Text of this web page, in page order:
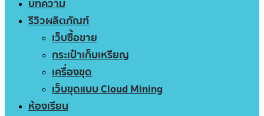
บทความ
รีวิวผลิตภัณฑ์
เว็บซื้อขาย
กระเป๋าเก็บเหรียญ
เครื่องขุด
เว็บขุดแบบ Cloud Mining
ห้องเรียน